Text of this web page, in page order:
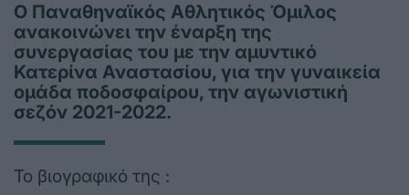
Ο Παναθηναϊκός Αθλητικός Όμιλος
ανακοινώνει την έναρξη της
συνεργασίας του με την αμυντικό
Κατερίνα Αναστασίου, για την γυναικεία
ομάδα ποδοσφαίρου, την αγωνιστική
σεζόν 2021-2022.
Το βιογραφικό της :